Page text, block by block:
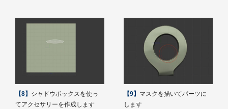
【8】 シャドウボックスを使っ
てアクセサリーを作成します
【9】 マスクを描いてパーツに
します